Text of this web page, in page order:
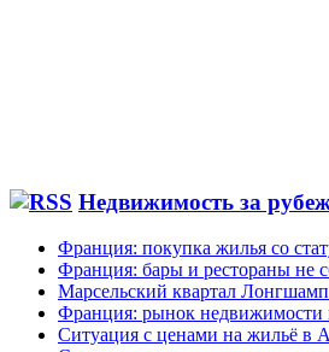
Недвижимость за
Франция: покупка жилья со
Франция: бары и рестораны не
Марсельский квартал
Франция: рынок недвижимости
Ситуация с ценами на жильё в